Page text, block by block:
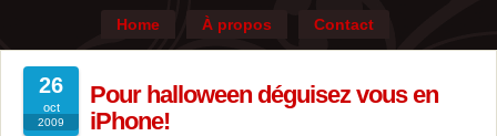
Home
À propos Contact
26
oct
2009
Pour halloween déguisez vous en
iPhone!